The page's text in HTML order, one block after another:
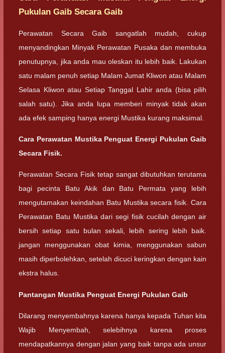
Pukulan Gaib Secara Gaib
Perawatan Secara Gaib sangatlah mudah, cukup
menyandingkan Minyak Perawatan Pusaka dan membuka
penutupnya, jika anda mau oleskan itu lebih baik. Lakukan
satu malam penuh setiap Malam Jumat Kliwon atau Malam
Selasa Kliwon atau Setiap Tanggal Lahir anda (bisa pilih
salah satu). Jika anda lupa memberi minyak tidak akan
ada efek samping hanya energi Mustika kurang maksimal.
Cara Perawatan Mustika Penguat Energi Pukulan Gaib
Secara Fisik.
Perawatan Secara Fisik tetap sangat dibutuhkan terutama
bagi pecinta Batu Akik dan Batu Permata yang lebih
mengutamakan keindahan Batu Mustika secara fisik. Cara
Perawatan Batu Mustika dari segi fisik cucilah dengan air
bersih setiap satu bulan sekali, lebih sering lebih baik.
jangan menggunakan obat kimia, menggunakan sabun
masih diperbolehkan, setelah dicuci keringkan dengan kain
ekstra halus.
Pantangan Mustika Penguat Energi Pukulan Gaib
Dilarang menyembahnya karena hanya kepada Tuhan kita
Wajib Menyembah, selebihnya karena proses
mendapatkannya dengan jalan yang baik tanpa ada unsur